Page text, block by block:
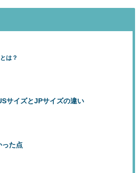
は？
サイズとJPサイズの違い
った点